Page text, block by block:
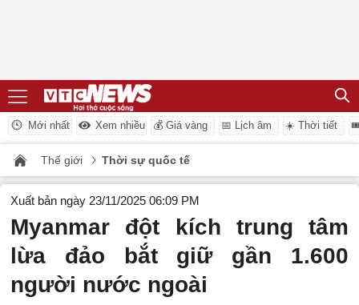
Mới nhất Xem nhiều 💰 Giá vàng 📅 Lịch âm ☀️ Thời tiết
Thế giới Thời sự quốc tế
Xuất bản ngày 23/11/2025 06:09 PM
Myanmar đột kích trung tâm
lừa đảo bắt giữ gần 1.600
người nước ngoài